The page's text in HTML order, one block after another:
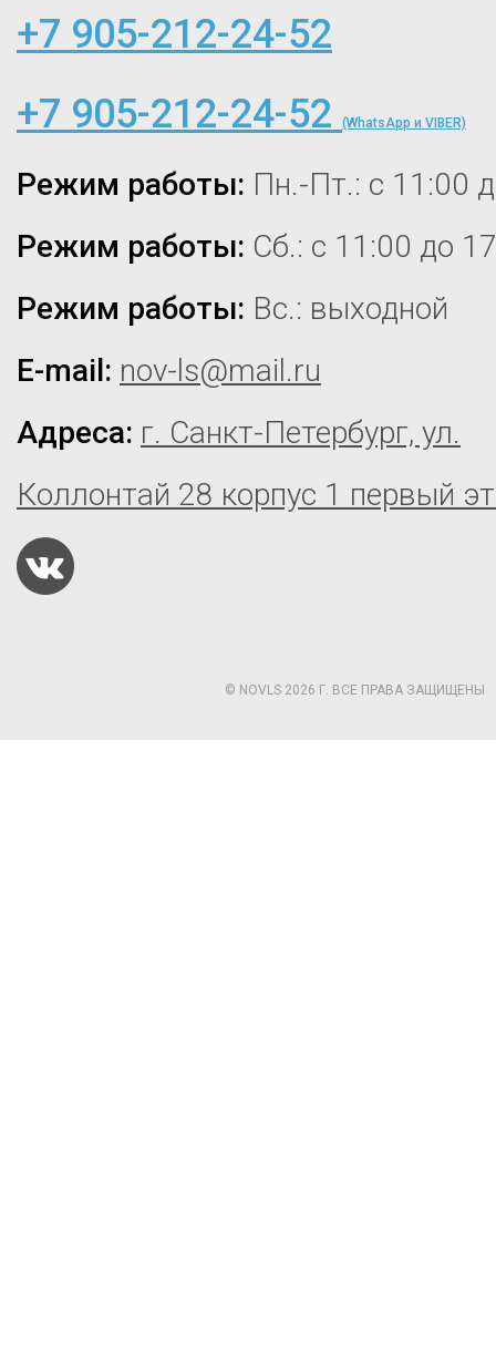
© NOVLS 2026 Г. ВСЕ ПРАВА ЗАЩИЩЕНЫ
+7 905-212-24-52
+7 905-212-24-52
(WhatsApp и VIBER)
Режим работы: Пн.-Пт.: с 11:00
Режим работы: Сб.: с 11:00 до
Режим работы: Вс.: выходной
E-mail: nov-ls@mail.ru
Адреса: г. Санкт-Петербург, ул.
Коллонтай 28 корпус 1 первый